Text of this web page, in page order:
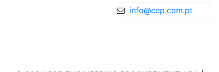
info@cep.com.pt